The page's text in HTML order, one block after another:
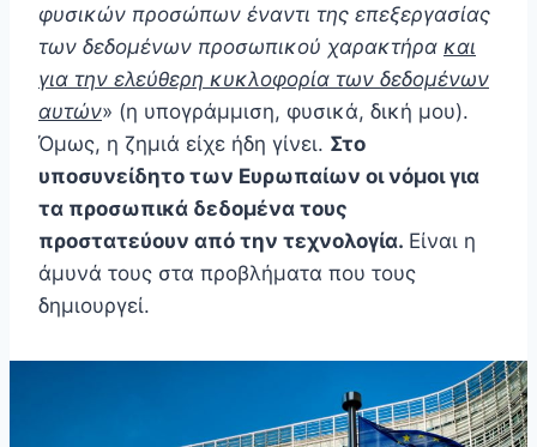
φυσικών προσώπων έναντι της επεξεργασίας
των δεδομένων προσωπικού χαρακτήρα και
για την ελεύθερη κυκλοφορία των δεδομένων
αυτών» (η υπογράμμιση, φυσικά, δική μου).
Όμως, η ζημιά είχε ήδη γίνει. Στο
υποσυνείδητο των Ευρωπαίων οι νόμοι για
τα προσωπικά δεδομένα τους
προστατεύουν από την τεχνολογία. Είναι η
άμυνά τους στα προβλήματα που τους
δημιουργεί.